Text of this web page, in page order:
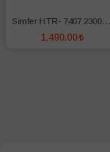
Simfer HTR- 7407 2300W Isıtıcı
1,490.00